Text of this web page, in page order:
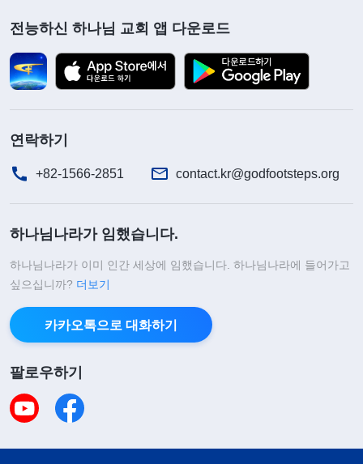
전능하신 하나님 교회 앱 다운로드
연락하기
+82-1566-2851 contact.kr@godfootsteps.org
하나님나라가 임했습니다.
하나님나라가 이미 인간 세상에 임했습니다. 하나님나라에 들어가고
싶으십니까? 더보기
카카오톡으로 대화하기
팔로우하기